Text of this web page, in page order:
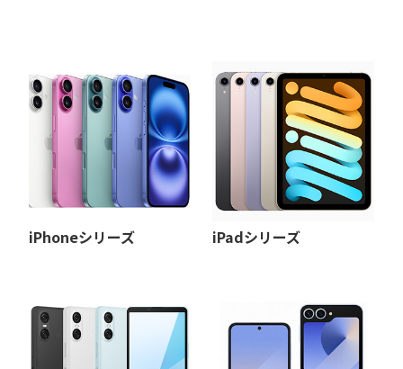
iPhoneシリーズ iPadシリーズ